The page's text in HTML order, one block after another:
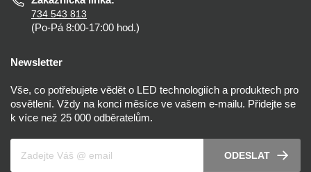
734 543 813
(Po-Pá 8:00-17:00 hod.)
Newsletter
Vše, co potřebujete vědět o LED technologiích a produktech pro
osvětlení. Vždy na konci měsíce ve vašem e-mailu. Přidejte se
k více než 25 000 odběratelům.
ODESLAT